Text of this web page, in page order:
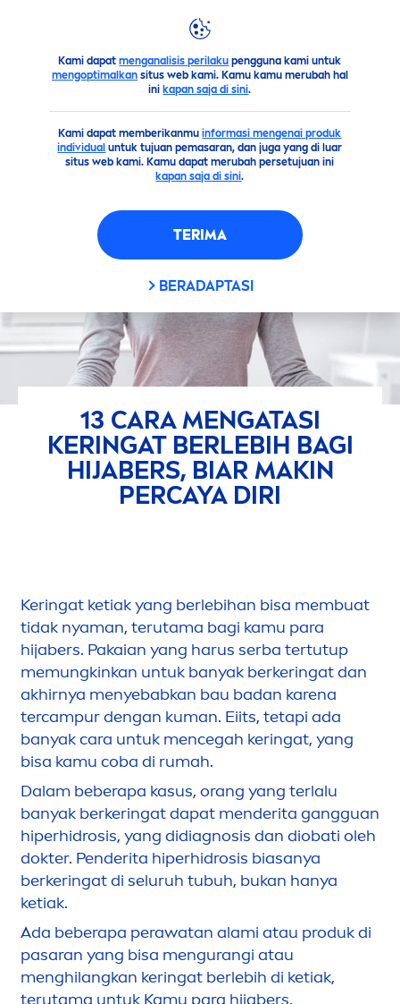
Kami dapatmenganalisis perilaku pengguna kami untuk
mengoptimalkansitus web kami. Kamu kamu merubah hal
ini kapan saja di sini.
Kami dapat memberikanmuinformasi mengenai produk
individual untuk tujuan pemasaran, dan juga yang di luar
situs web kami. Kamu dapat merubah persetujuan ini
kapan saja di sini.
TERIMA
BERADAPTASI
Saran 13 CaraMengatasi Keringat Berlebih bagi Hijabers
13 CARAMENGATASI
KERINGAT BERLEBIH BAGI
HIJABERS, BIAR MAKIN
PERCAYA DIRI
Keringat ketiak yang berlebihan bisa membuat
tidak nyaman, terutama bagi kamu para
hijabers. Pakaian yang harus serba tertutup
memungkinkan untuk banyak berkeringat dan
akhirnya menyebabkan bau badan karena
tercampur dengan kuman. Eiits, tetapi ada
banyak cara untuk mencegah keringat, yang
bisa kamu coba di rumah.
Dalam beberapa kasus, orang yang terlalu
banyak berkeringat dapat menderita gangguan
hiperhidrosis, yang didiagnosis dan diobati oleh
dokter. Penderita hiperhidrosis biasanya
berkeringat di seluruh tubuh, bukan hanya
ketiak.
Ada beberapa perawatan alami atau produk di
pasaran yang bisa mengurangi atau
menghilangkan keringat berlebih di ketiak,
terutama untuk Kamu para hijabers.